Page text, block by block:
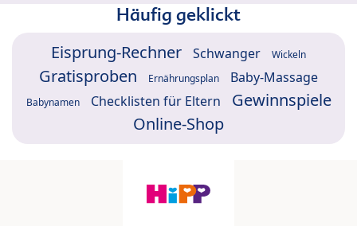
Häufig geklickt
Eisprung-Rechner Schwanger Wickeln
Gratisproben Ernährungsplan Baby-Massage
Babynamen Checklisten für Eltern
Gewinnspiele
Online-Shop